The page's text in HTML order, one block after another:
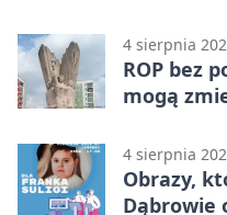
4 sierpnia
ROP bez
mogą
4 sierpnia
Obrazy,
Dąbrowie